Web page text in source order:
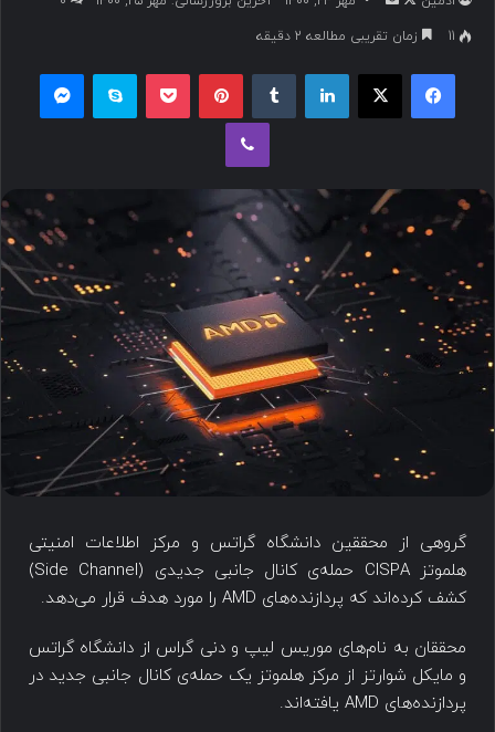
11
زمان تقریبی مطالعه 2 دقیقه
گروهی از محققین دانشگاه گراتس و مرکز اطلاعات امنیتی
هلموتز CISPA حمله‌ی کانال جانبی جدیدی (Side Channel)
کشف کرده‌اند که پردازنده‌های AMD را مورد هدف قرار می‌دهد.
محققان به نام‌های موریس لیپ و دنی گراس از دانشگاه گراتس
و مایکل شوارتز از مرکز هلموتز یک حمله‌ی کانال جانبی جدید در
پردازنده‌های AMD یافته‌اند.